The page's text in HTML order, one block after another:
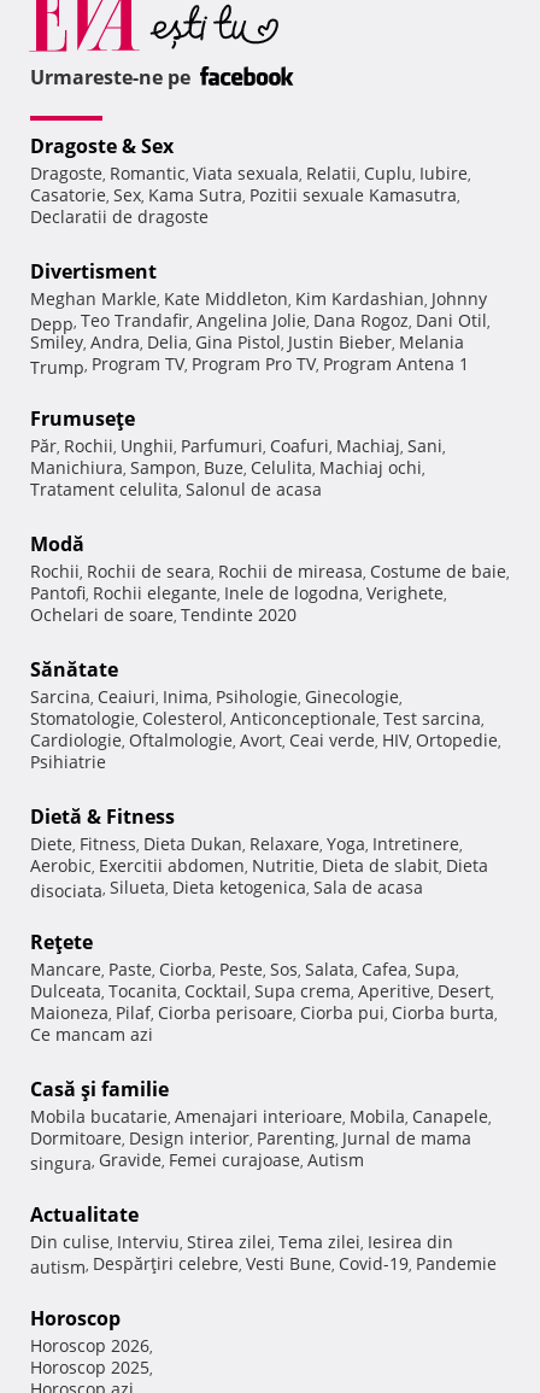
Urmareste-ne pe
Dragoste & Sex
Dragoste, Romantic, Viata sexuala, Relatii, Cuplu, Iubire,
Casatorie, Sex, Kama Sutra, Pozitii sexuale Kamasutra,
Declaratii de dragoste
Divertisment
Meghan Markle, Kate Middleton, Kim Kardashian, Johnny
Depp, Teo Trandafir, Angelina Jolie, Dana Rogoz, Dani Otil,
Smiley, Andra, Delia, Gina Pistol, Justin Bieber, Melania
Trump, Program TV, Program Pro TV, Program Antena 1
Frumuseţe
Păr, Rochii, Unghii, Parfumuri, Coafuri, Machiaj, Sani,
Manichiura, Sampon, Buze, Celulita, Machiaj ochi,
Tratament celulita, Salonul de acasa
Modă
Rochii, Rochii de seara, Rochii de mireasa, Costume de baie,
Pantofi, Rochii elegante, Inele de logodna, Verighete,
Ochelari de soare, Tendinte 2020
Sănătate
Sarcina, Ceaiuri, Inima, Psihologie, Ginecologie,
Stomatologie, Colesterol, Anticonceptionale, Test sarcina,
Cardiologie, Oftalmologie, Avort, Ceai verde, HIV, Ortopedie,
Psihiatrie
Dietă & Fitness
Diete, Fitness, Dieta Dukan, Relaxare, Yoga, Intretinere,
Aerobic, Exercitii abdomen, Nutritie, Dieta de slabit, Dieta
disociata, Silueta, Dieta ketogenica, Sala de acasa
Reţete
Mancare, Paste, Ciorba, Peste, Sos, Salata, Cafea, Supa,
Dulceata, Tocanita, Cocktail, Supa crema, Aperitive, Desert,
Maioneza, Pilaf, Ciorba perisoare, Ciorba pui, Ciorba burta,
Ce mancam azi
Casă şi familie
Mobila bucatarie, Amenajari interioare, Mobila, Canapele,
Dormitoare, Design interior, Parenting, Jurnal de mama
singura, Gravide, Femei curajoase, Autism
Actualitate
Din culise, Interviu, Stirea zilei, Tema zilei, Iesirea din
autism, Despărţiri celebre, Vesti Bune, Covid-19, Pandemie
Horoscop
Horoscop 2026,
Horoscop 2025,